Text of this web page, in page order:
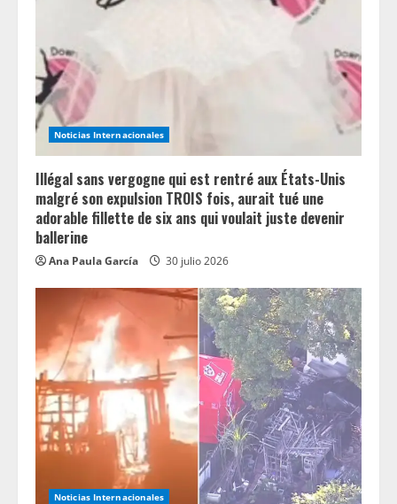
d
i
n
g Noticias Internacionales
Illégal sans vergogne qui est rentré aux États-Unis
malgré son expulsion TROIS fois, aurait tué une
adorable fillette de six ans qui voulait juste devenir
ballerine
Ana Paula García 30 julio 2026
Noticias Internacionales